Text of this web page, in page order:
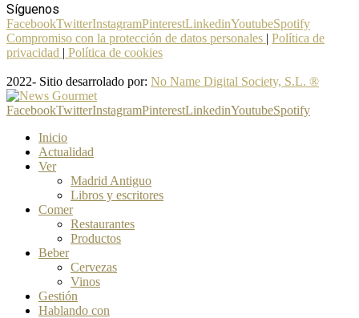
Síguenos
FacebookTwitterInstagramPinterestLinkedinYoutubeSpotify
Compromiso con la protección de datos personales | Política de
privacidad | Política de cookies
2022- Sitio desarrolado por: No Name Digital Society, S.L. ®
FacebookTwitterInstagramPinterestLinkedinYoutubeSpotify
Inicio
Actualidad
Ver
Madrid Antiguo
Libros y escritores
Comer
Restaurantes
Productos
Beber
Cervezas
Vinos
Gestión
Hablando con